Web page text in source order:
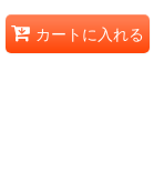
カートに入れる